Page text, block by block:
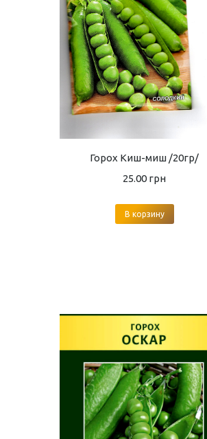
Горох Киш-миш /20гр/
25.00 грн
В корзину